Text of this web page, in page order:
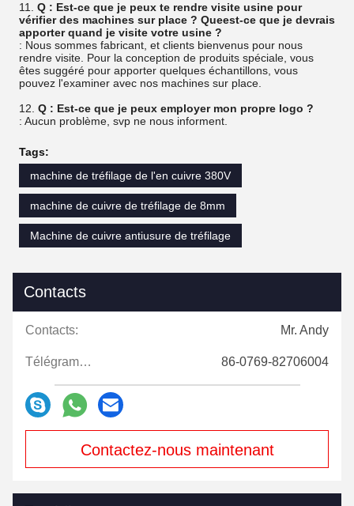
11. Q : Est-ce que je peux te rendre visite usine pour
vérifier des machines sur place ? Queest-ce que je devrais
apporter quand je visite votre usine ?
: Nous sommes fabricant, et clients bienvenus pour nous
rendre visite. Pour la conception de produits spéciale, vous
êtes suggéré pour apporter quelques échantillons, vous
pouvez l'examiner avec nos machines sur place.
12. Q : Est-ce que je peux employer mon propre logo ?
: Aucun problème, svp ne nous informent.
Tags:
machine de tréfilage de l'en cuivre 380V
machine de cuivre de tréfilage de 8mm
Machine de cuivre antiusure de tréfilage
Contacts
Contacts: Mr. Andy
Télégramme: 86-0769-82706004
Contactez-nous maintenant